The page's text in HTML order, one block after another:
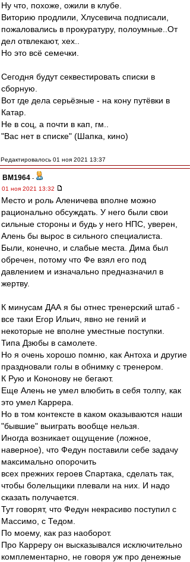
Ну что, похоже, ожили в клубе.
Виторию продлили, Хлусевича подписали,
пожаловались в прокуратуру, полоумные..От
дел отвлекают, хех..
Но это всё семечки.
Сегодня будут секвестировать списки в
сборную.
Вот где дела серьёзные - на кону путёвки в
Катар.
Не в соц, а почти в кап, гм..
"Вас нет в списке" (Шапка, кино)
Редактировалось 01 ноя 2021 13:37
BM1964 -
01 ноя 2021 13:32
Место и роль Аленичева вполне можно
рационально обсуждать. У него были свои
сильные стороны и будь у него НПС, уверен,
Алень бы вырос в сильного специалиста.
Были, конечно, и слабые места. Дима был
обречен, потому что Фе взял его под
давлением и изначально предназначил в
жертву.
К минусам ДАА я бы отнес тренерский штаб -
все таки Егор Ильич, явно не гений и
некоторые не вполне уместные поступки.
Типа Дзюбы в самолете.
Но я очень хорошо помню, как Антоха и другие
праздновали голы в обнимку с тренером.
К Рую и Кононову не бегают.
Еще Алень не умел влюбить в себя толпу, как
это умел Каррера.
Но в том контексте в каком оказываются наши
"бывшие" выиграть вообще нельзя.
Иногда возникает ощущение (ложное,
наверное), что Федун поставили себе задачу
максимально опорочить
всех прежних героев Спартака, сделать так,
чтобы болельщики плевали на них. И надо
сказать получается.
Тут говорят, что Федун некрасиво поступил с
Массимо, с Тедом.
По моему, как раз наоборот.
Про Карреру он высказывался исключительно
комплементарно, не говоря уж про денежные